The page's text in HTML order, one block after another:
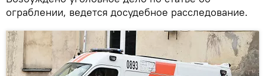
ограблении, ведется досудебное расследование.